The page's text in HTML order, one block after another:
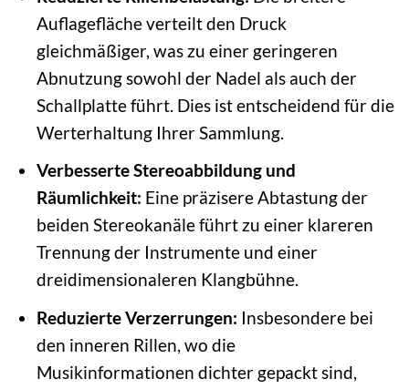
Auflagefläche verteilt den Druck
gleichmäßiger, was zu einer geringeren
Abnutzung sowohl der Nadel als auch der
Schallplatte führt. Dies ist entscheidend für die
Werterhaltung Ihrer Sammlung.
Verbesserte Stereoabbildung und
Räumlichkeit: Eine präzisere Abtastung der
beiden Stereokanäle führt zu einer klareren
Trennung der Instrumente und einer
dreidimensionaleren Klangbühne.
Reduzierte Verzerrungen: Insbesondere bei
den inneren Rillen, wo die
Musikinformationen dichter gepackt sind,